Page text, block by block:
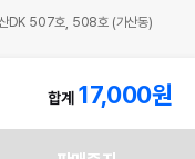
합계 17,000원
산DK 507호, 508호 (가산동)